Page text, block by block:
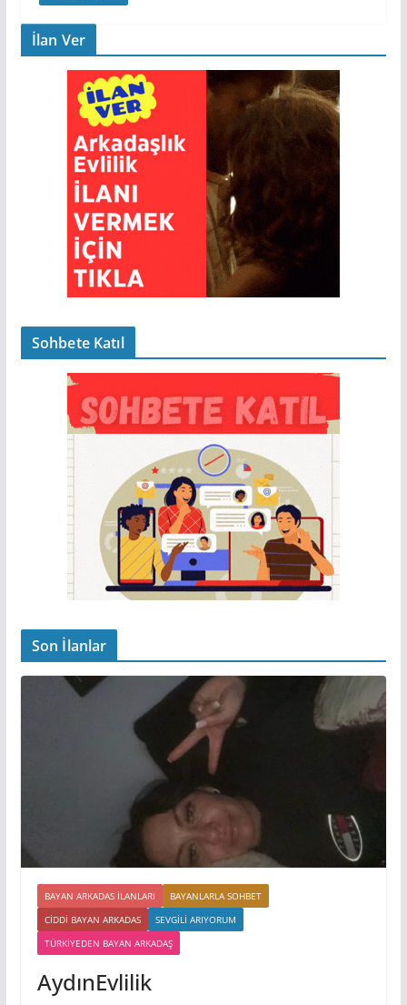
İlan Ver
Sohbete Katıl
Son İlanlar
BAYAN ARKADAS ILANLARI
BAYANLARLA SOHBET
CIDDI BAYAN ARKADAS
SEVGILI ARIYORUM
TÜRKIYEDEN BAYAN ARKADAŞ
AydınEvlilik